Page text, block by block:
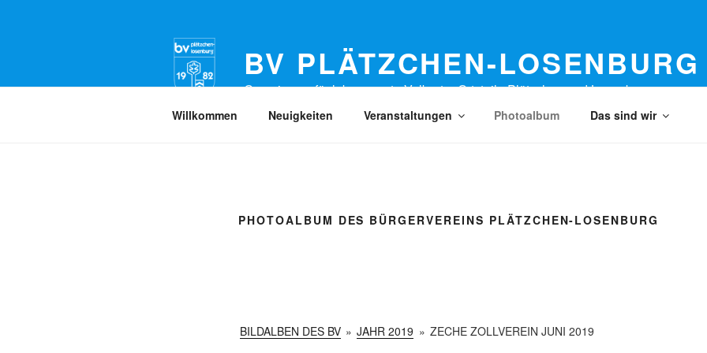
BV PLÄTZCHEN-
Gemeinsam für lebenswerte Velberter Ortsteile Plätzchen und Losenburg
Willkommen Neuigkeiten Veranstaltungen Photoalbum Das sind wir
PHOTOALBUM DES BÜRGERVEREINS PLÄTZCHEN-LOSENBURG
BILDALBEN DES BV » JAHR 2019 » ZECHE ZOLLVEREIN JUNI 2019